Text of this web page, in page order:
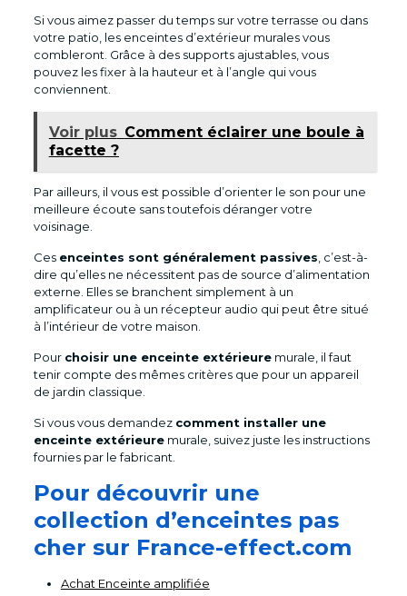
Si vous aimez passer du temps sur votre terrasse ou dans
votre patio, les enceintes d’extérieur murales vous
combleront. Grâce à des supports ajustables, vous
pouvez les fixer à la hauteur et à l’angle qui vous
conviennent.
Voir plus Comment éclairer une boule à
facette ?
Par ailleurs, il vous est possible d’orienter le son pour une
meilleure écoute sans toutefois déranger votre
voisinage.
Ces enceintes sont généralement passives , c’est-à-
dire qu’elles ne nécessitent pas de source d’alimentation
externe. Elles se branchent simplement à un
amplificateur ou à un récepteur audio qui peut être situé
à l’intérieur de votre maison.
Pour choisir une enceinte extérieuremurale, il faut
tenir compte des mêmes critères que pour un appareil
de jardin classique.
Si vous vous demandez comment installer une
enceinte extérieuremurale, suivez juste les instructions
fournies par le fabricant.
Pour découvrir une
collection d’enceintes pas
cher sur France-effect.com
Achat Enceinte amplifiée